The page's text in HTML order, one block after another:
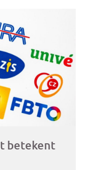
betekent